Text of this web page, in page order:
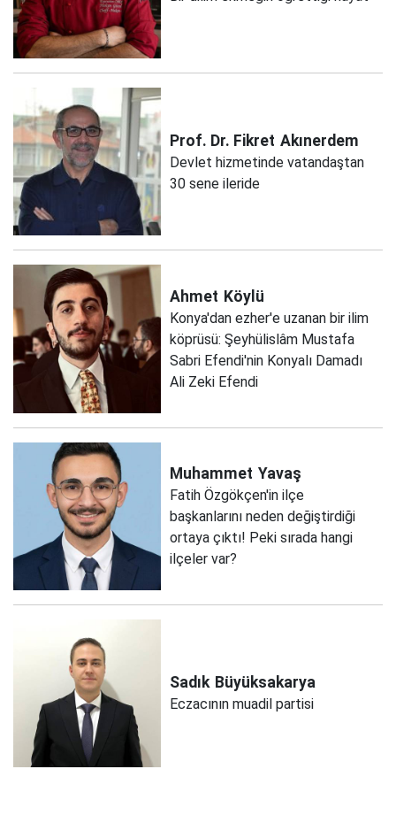
Prof. Dr. Fikret Akınerdem
Devlet hizmetinde vatandaştan
30 sene ileride
Ahmet Köylü
Konya'dan ezher'e uzanan bir ilim
köprüsü: Şeyhülislâm Mustafa
Sabri Efendi'nin Konyalı Damadı
Ali Zeki Efendi
Muhammet Yavaş
Fatih Özgökçen'in ilçe
başkanlarını neden değiştirdiği
ortaya çıktı! Peki sırada hangi
ilçeler var?
Sadık Büyüksakarya
Eczacının muadil partisi